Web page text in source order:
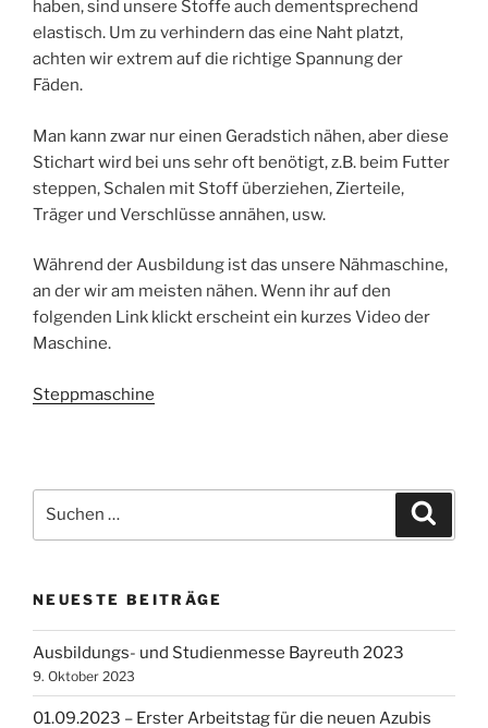
haben, sind unsere Stoffe auch dementsprechend
elastisch. Um zu verhindern das eine Naht platzt,
achten wir extrem auf die richtige Spannung der
Fäden.
Man kann zwar nur einen Geradstich nähen, aber diese
Stichart wird bei uns sehr oft benötigt, z.B. beim Futter
steppen, Schalen mit Stoff überziehen, Zierteile,
Träger und Verschlüsse annähen, usw.
Während der Ausbildung ist das unsere Nähmaschine,
an der wir am meisten nähen. Wenn ihr auf den
folgenden Link klickt erscheint ein kurzes Video der
Maschine.
Steppmaschine
nach:
NEUESTE BEITRÄGE
Ausbildungs- und Studienmesse Bayreuth 2023
9. Oktober 2023
01.09.2023 – Erster Arbeitstag für die neuen Azubis